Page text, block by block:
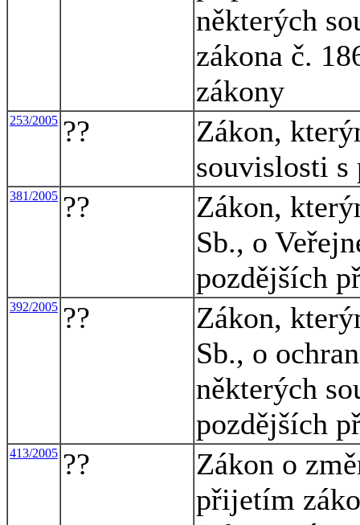
některých
zákona č.
zákony
253/2005 ??
Zákon,
souvislosti s
381/2005 ??
Zákon,
Sb., o
pozdějších
392/2005 ??
Zákon,
Sb., o
některých
pozdějších
413/2005 ??
Zákon o
přijetím